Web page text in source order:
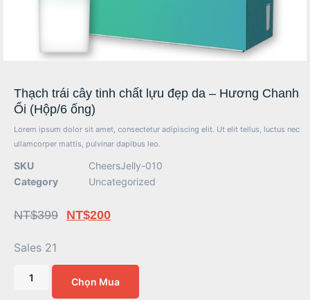
Thạch trái cây tinh chất lựu đẹp da – Hương Chanh
Ổi (Hộp/6 ống)
Lorem ipsum dolor sit amet, consectetur adipiscing elit. Ut elit tellus, luctus nec
ullamcorper mattis, pulvinar dapibus leo.
SKU
CheersJelly-010
Category
Uncategorized
NT$399 NT$200
Sales 21
Chọn Mua